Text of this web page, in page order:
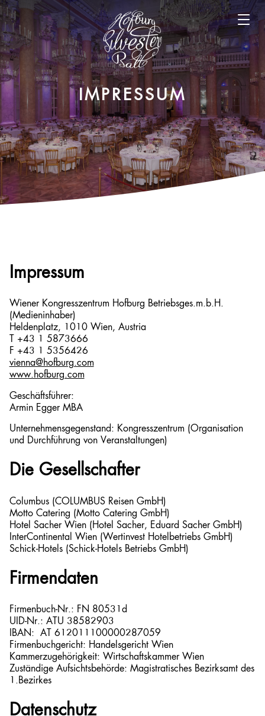
Open
IMPRESSUM
Impressum
Wiener Kongresszentrum Hofburg Betriebsges.m.b.H.
(Medieninhaber)
Heldenplatz, 1010 Wien, Austria
T +43 1 5873666
F +43 1 5356426
vienna@hofburg.com
www.hofburg.com
Geschäftsführer:
Armin Egger MBA
Unternehmensgegenstand: Kongresszentrum (Organisation
und Durchführung von Veranstaltungen)
Die Gesellschafter
Columbus (COLUMBUS Reisen GmbH)
Motto Catering (Motto Catering GmbH)
Hotel Sacher Wien (Hotel Sacher, Eduard Sacher GmbH)
InterContinental Wien (Wertinvest Hotelbetriebs GmbH)
Schick-Hotels (Schick-Hotels Betriebs GmbH)
Firmendaten
Firmenbuch-Nr.: FN 80531d
UID-Nr.: ATU 38582903
IBAN: AT 612011100000287059
Firmenbuchgericht: Handelsgericht Wien
Kammerzugehörigkeit: Wirtschaftskammer Wien
Zuständige Aufsichtsbehörde: Magistratisches Bezirksamt des
1.Bezirkes
Datenschutz